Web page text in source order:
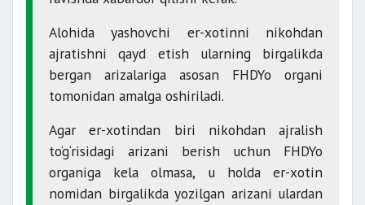
Alohida yashovchi er-xotinni nikohdan
ajratishni qayd etish ularning birgalikda
bergan arizalariga asosan FHDYo organi
tomonidan amalga oshiriladi.
Agar er-xotindan biri nikohdan ajralish
to‘g‘risidagi arizani berish uchun FHDYo
organiga kela olmasa, u holda er-xotin
nomidan birgalikda yozilgan arizani ulardan